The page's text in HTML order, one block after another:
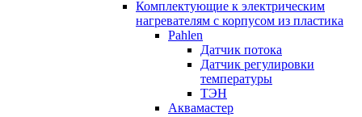
Комплектующие к электрическим
нагревателям с корпусом из пластика
Pahlen
Датчик потока
Датчик регулировки
температуры
ТЭН
Аквамастер